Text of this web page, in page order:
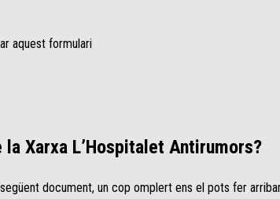
aquest formulari
Xarxa L’Hospitalet Antirumors?
document, un cop omplert ens el pots fer